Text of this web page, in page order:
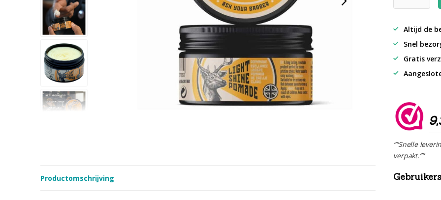
Altijd de
Snel
Gratis
““Snelle
verpakt.””
Productomschrijving